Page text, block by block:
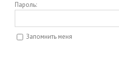
Пароль:
Запомнить меня